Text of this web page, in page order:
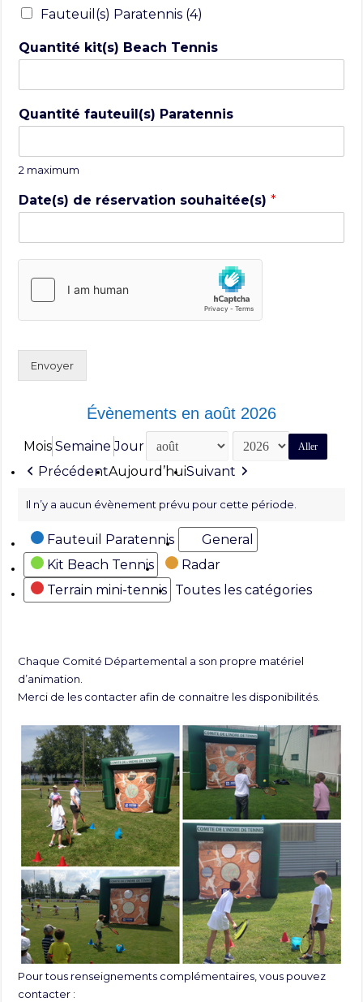
Fauteuil(s) Paratennis (4)
Quantité kit(s) Beach Tennis
Quantité fauteuil(s) Paratennis
2 maximum
Date(s) de réservation souhaitée(s)*
Envoyer
Évènements en août 2026
Mois Semaine Jour Mois
Année
PrécédentAujourd’huiSuivant
Il n’y a aucun évènement prévu pour cette période.
Catégories
Fauteuil Paratennis
General
Kit Beach Tennis
Radar
Terrain mini-tennis Toutes les catégories
Chaque Comité Départemental a son propre matériel
d’animation.
Merci de les contacter afin de connaitre les disponibilités.
Pour tous renseignements complémentaires, vous pouvez
contacter :